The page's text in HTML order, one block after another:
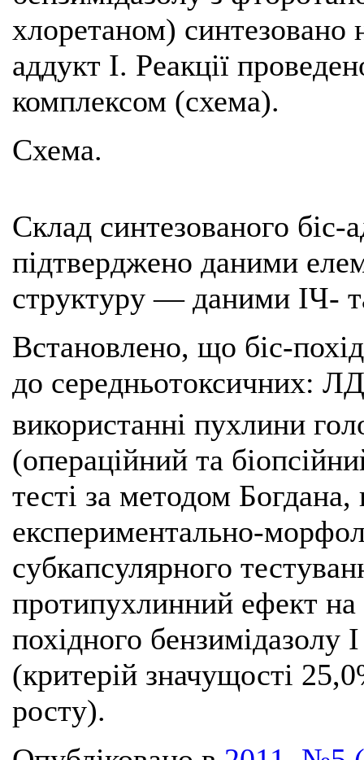
хлоретаном) синтезовано
аддукт І. Реакції
комплексом (схема).
Схема.
Склад синтезованого біс-
підтверджено даними
структуру — даними ІЧ-
Встановлено, що біс-
до середньотоксичних: ЛД
використанні пухлини
(операційний та
тесті за методом Богдана,
експериментально-
субкапсулярного
протипухлинний ефект на
похідного бензимідазолу
(критерій значущості
росту).